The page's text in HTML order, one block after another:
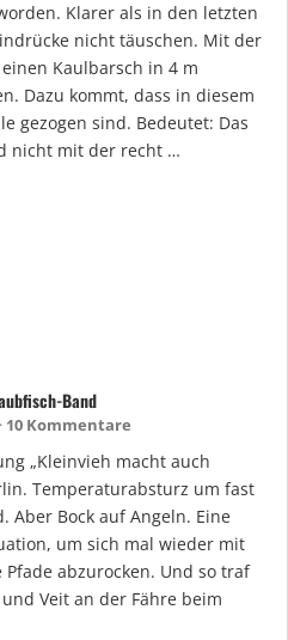
Klarer als in den letzten
nicht täuschen. Mit der
Kaulbarsch in 4 m
Dazu kommt, dass in diesem
gezogen sind. Bedeutet: Das
nicht mit der recht …
Band
10 Kommentare
„Kleinvieh macht auch
Temperaturabsturz um fast
Aber Bock auf Angeln. Eine
um sich mal wieder mit
abzurocken. Und so traf
Veit an der Fähre beim